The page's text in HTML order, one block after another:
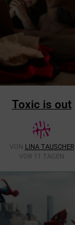
Toxic is out
VON LINA TAUSCHER
VOR 11 TAGEN